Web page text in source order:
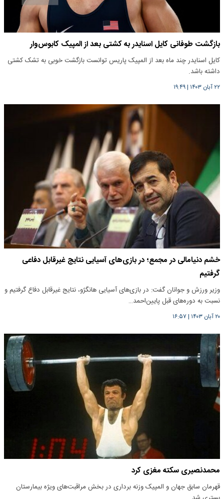
بازگشت طوفانی کایل اسنایدر به کشتی بعد از المپیک کابوس‌وار
کایل اسنایدر چند ماه بعد از المپیک پاریس توانست بازگشت خوبی به تشک کشتی
داشته باشد.
۲۲ آبان ۱۴۰۳ |۱۹:۴۹
خشم دنیامالی در مجمع؛ در بازی‌های آسیایی نتایج غیرقابل‌ دفاعی
گرفتیم
وزیر ورزش و جوانان گفت: در بازی‌های آسیایی هانگژو، نتایج غیرقابل دفاع گرفتیم و
نسبت به دوره‌های قبل پایین‌احمد…
۲۰ آبان ۱۴۰۳ | ۱۶:۵۷
محمدنصیری سکته مغزی کرد
قهرمان سابق جهان و المپیک وزنه برداری در بخش مراقبت‌های ویژه بیمارستان